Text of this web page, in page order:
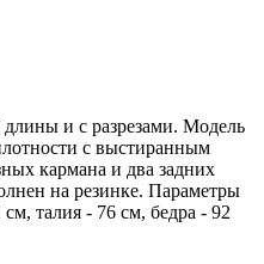
и с разрезами. Модель
с выстиранным
кармана и два задних
на резинке. Параметры
талия - 76 см, бедра - 92